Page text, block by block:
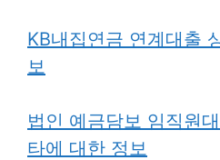
KB내집연금 연계대출
보
법인 예금담보 임직원
타에 대한 정보